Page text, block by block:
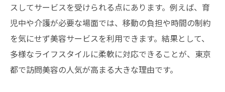
スしてサービスを受けられる点にあります。例えば、育
児中や介護が必要な場面では、移動の負担や時間の制約
を気にせず美容サービスを利用できます。結果として、
多様なライフスタイルに柔軟に対応できることが、東京
都で訪問美容の人気が高まる大きな理由です。